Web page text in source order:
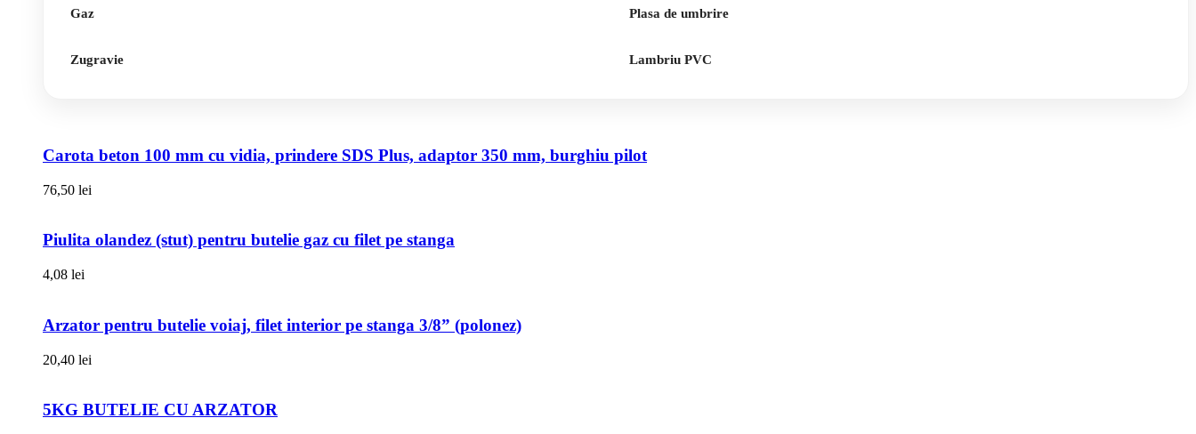
Gaz
Zugravie
Plasa de umbrire
Lambriu PVC
Carota beton 100 mm cu vidia, prindere SDS Plus, adaptor 350 mm, burghiu pilot
76,50 lei
Piulita olandez (stut) pentru butelie gaz cu filet pe stanga
4,08 lei
Arzator pentru butelie voiaj, filet interior pe stanga 3/8” (polonez)
20,40 lei
5KG BUTELIE CU ARZATOR